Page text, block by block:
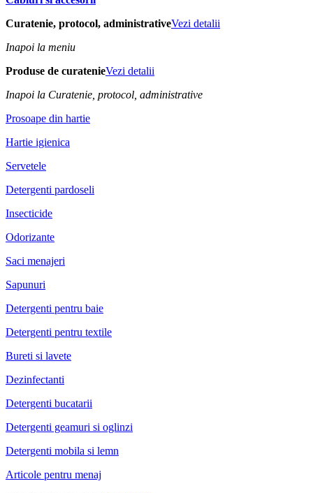
Curatenie, protocol, administrativeVezi detalii
Inapoi la meniu
Produse de curatenieVezi detalii
Inapoi la Curatenie, protocol, administrative
Prosoape din hartie
Hartie igienica
Servetele
Detergenti pardoseli
Insecticide
Odorizante
Saci menajeri
Sapunuri
Detergenti pentru baie
Detergenti pentru textile
Bureti si lavete
Dezinfectanti
Detergenti bucatarii
Detergenti geamuri si oglinzi
Detergenti mobila si lemn
Articole pentru menaj